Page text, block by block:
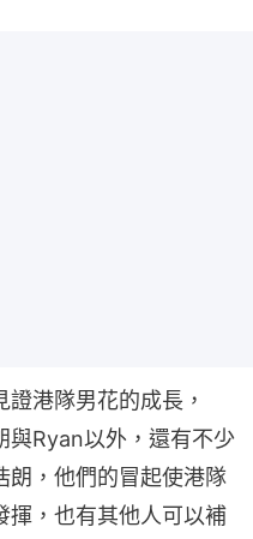
港隊男花的成長，
與Ryan以外，還有不少
朗，他們的冒起使港隊
揮，也有其他人可以補